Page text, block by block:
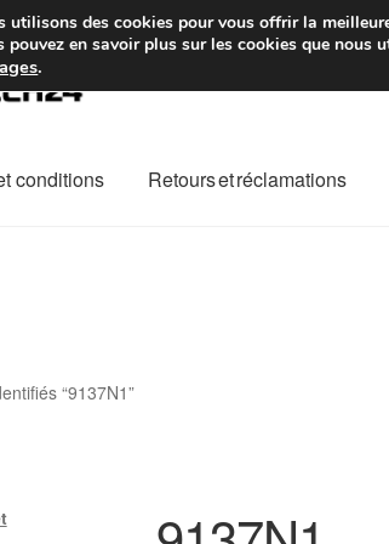
livraison à partir de 7 EUR
conditions Retours et réclamations
“9137N1”
utilisons des cookies pour vous offrir la
pouvez en savoir plus sur les cookies que nous
.